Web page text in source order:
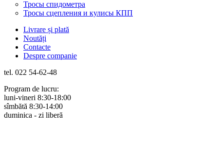
Тросы спидометра
Тросы сцепления и кулисы КПП
Livrare și plată
Noutăți
Contacte
Despre companie
tel. 022 54-62-48
Program de lucru:
luni-vineri 8:30-18:00
sîmbătă 8:30-14:00
duminica - zi liberă